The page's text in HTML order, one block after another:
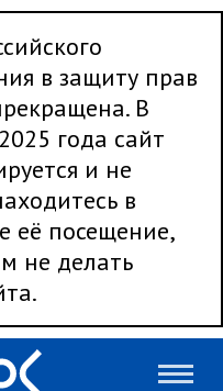
в защиту прав
В
года сайт
и не
в
её посещение,
не делать